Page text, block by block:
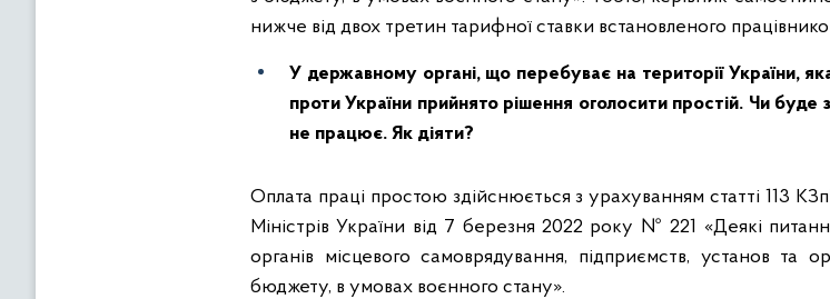
нижче від двох третин тарифної ставки встановленого
У державному органі, що перебуває на території України,
проти України прийнято рішення оголосити простій. Чи буде
не працює. Як діяти?
Оплата праці простою здійснюється з урахуванням статті 113
Міністрів України від 7 березня 2022 року № 221 «Деякі
органів місцевого самоврядування, підприємств, установ та
бюджету, в умовах воєнного стану».